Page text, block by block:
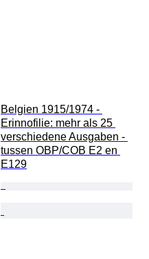
Belgien 1915/1974 -
Erinnofilie: mehr als 25
verschiedene Ausgaben -
tussen OBP/COB E2 en
E129